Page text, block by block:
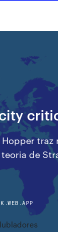
Hopper traz
de